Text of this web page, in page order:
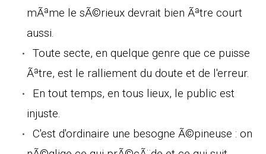
mÃªme le sÃ©rieux devrait bien Ãªtre court
aussi.
Toute secte, en quelque genre que ce puisse
Ãªtre, est le ralliement du doute et de l'erreur.
En tout temps, en tous lieux, le public est
injuste.
C'est d'ordinaire une besogne Ã©pineuse : on